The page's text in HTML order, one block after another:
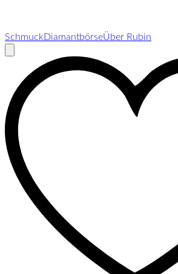
SchmuckDiamantbörseÜber Rubin